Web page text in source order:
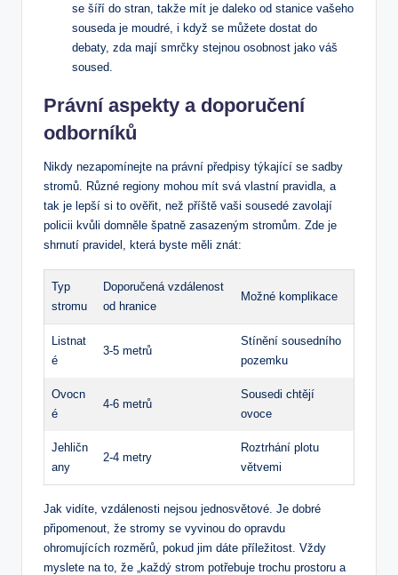
se šíří do stran, takže mít je daleko od stanice vašeho
souseda je moudré, i když se můžete dostat do
debaty, zda mají smrčky stejnou osobnost jako váš
soused.
Právní aspekty a doporučení
odborníků
Nikdy nezapomínejte na právní předpisy týkající se sadby
stromů. Různé regiony mohou mít svá vlastní pravidla, a
tak je lepší si to ověřit, než příště vaši sousedé zavolají
policii kvůli domněle špatně zasazeným stromům. Zde je
shrnutí pravidel, která byste měli znát:
Typ
stromu
Doporučená vzdálenost
od hranice
Možné komplikace
Listnat
é
3-5 metrů
Stínění sousedního
pozemku
Ovocn
é
4-6 metrů
Sousedi chtějí
ovoce
Jehličn
any
2-4 metry
Roztrhání plotu
větvemi
Jak vidíte, vzdálenosti nejsou jednosvětové. Je dobré
připomenout, že stromy se vyvinou do opravdu
ohromujících rozměrů, pokud jim dáte příležitost. Vždy
myslete na to, že „každý strom potřebuje trochu prostoru a